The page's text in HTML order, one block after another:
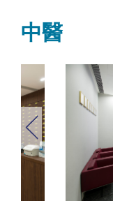
中醫